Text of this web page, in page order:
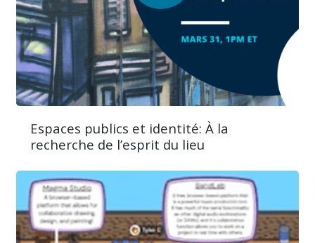
Espaces publics et identité: À la
recherche de l’esprit du lieu